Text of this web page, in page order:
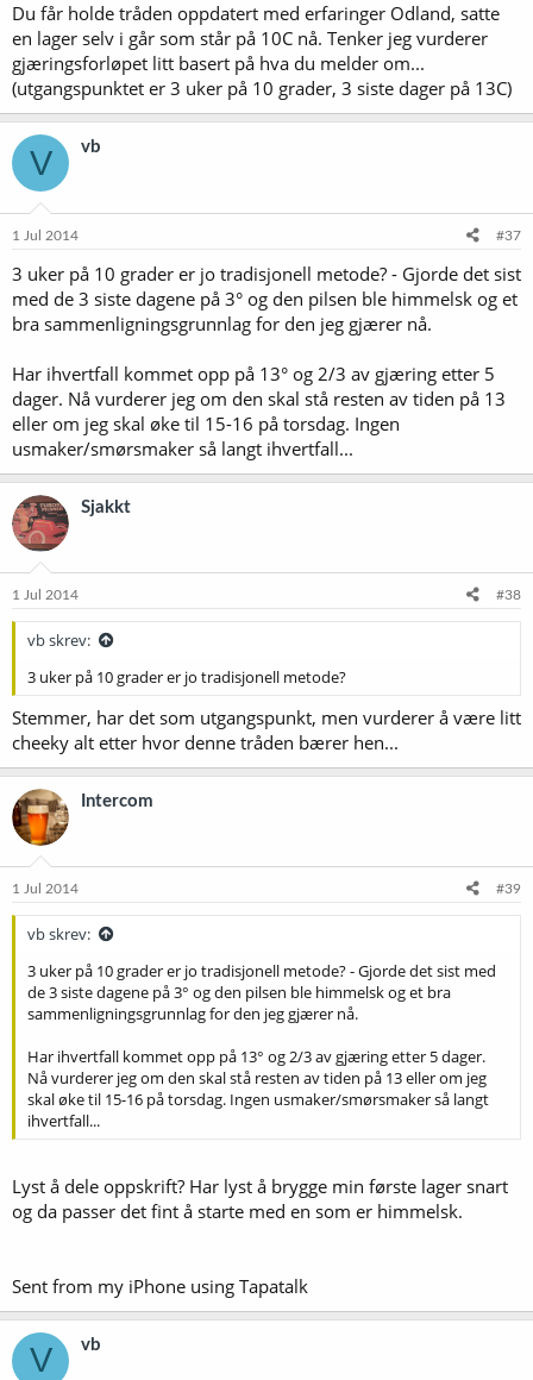
Du får holde tråden oppdatert med erfaringer Odland, satte
en lager selv i går som står på 10C nå. Tenker jeg vurderer
gjæringsforløpet litt basert på hva du melder om...
(utgangspunktet er 3 uker på 10 grader, 3 siste dager på 13C)
V vb
1 Jul 2014 #37
3 uker på 10 grader er jo tradisjonell metode? - Gjorde det sist
med de 3 siste dagene på 3° og den pilsen ble himmelsk og et
bra sammenligningsgrunnlag for den jeg gjærer nå.
Har ihvertfall kommet opp på 13° og 2/3 av gjæring etter 5
dager. Nå vurderer jeg om den skal stå resten av tiden på 13
eller om jeg skal øke til 15-16 på torsdag. Ingen
usmaker/smørsmaker så langt ihvertfall...
Sjakkt
1 Jul 2014 #38
vb skrev:
3 uker på 10 grader er jo tradisjonell metode?
Stemmer, har det som utgangspunkt, men vurderer å være litt
cheeky alt etter hvor denne tråden bærer hen...
Intercom
1 Jul 2014 #39
vb skrev:
3 uker på 10 grader er jo tradisjonell metode? - Gjorde det sist med
de 3 siste dagene på 3° og den pilsen ble himmelsk og et bra
sammenligningsgrunnlag for den jeg gjærer nå.
Har ihvertfall kommet opp på 13° og 2/3 av gjæring etter 5 dager.
Nå vurderer jeg om den skal stå resten av tiden på 13 eller om jeg
skal øke til 15-16 på torsdag. Ingen usmaker/smørsmaker så langt
ihvertfall...
Lyst å dele oppskrift? Har lyst å brygge min første lager snart
og da passer det fint å starte med en som er himmelsk.
Sent from my iPhone using Tapatalk
V vb